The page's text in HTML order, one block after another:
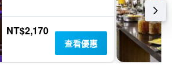
NT$2,170
查看優惠